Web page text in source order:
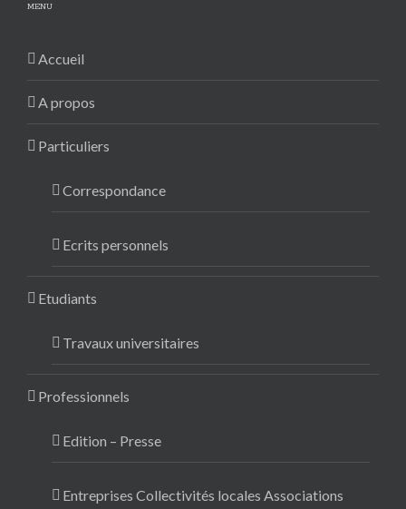
MENU
Accueil
A propos
Particuliers
Correspondance
Ecrits personnels
Etudiants
Travaux universitaires
Professionnels
Edition – Presse
Entreprises Collectivités locales Associations